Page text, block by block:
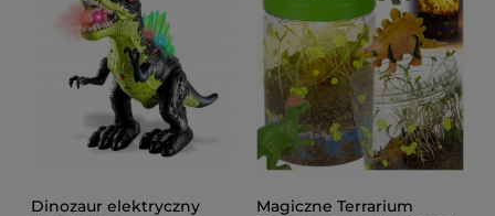
Dinozaur elektryczny
Magiczne Terrarium